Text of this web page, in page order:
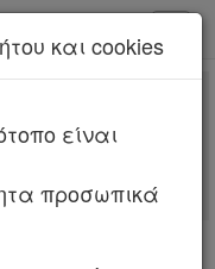
Περισσότερα
και cookies
είναι
προσωπικά